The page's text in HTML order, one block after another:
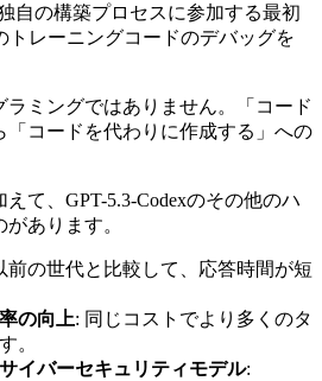
自の構築プロセスに参加する最初
レーニングコードのデバッグを
ラミングではありません。「コード
「コードを代わりに作成する」への
て、GPT-5.3-Codexのその他のハ
あります。
前の世代と比較して、応答時間が短
の向上: 同じコストでより多くのタ
。
イバーセキュリティモデル: